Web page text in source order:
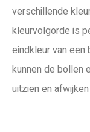
verschillende
kleurvolgorde is
eindkleur van
kunnen de bollen
uitzien en afwijken